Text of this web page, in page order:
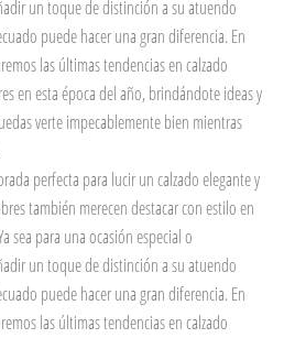
un toque de distinción a su atuendo
puede hacer una gran diferencia. En
las últimas tendencias en calzado
en esta época del año, brindándote ideas y
verte impecablemente bien mientras
perfecta para lucir un calzado elegante y
también merecen destacar con estilo en
sea para una ocasión especial o
un toque de distinción a su atuendo
puede hacer una gran diferencia. En
las últimas tendencias en calzado